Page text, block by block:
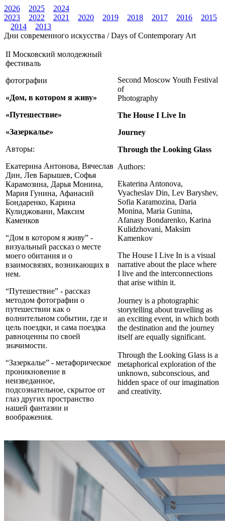
2026 2025
2024
2023
2022 2021 2020 2019 2018 2017 2016
2015
2014
2013
Дни современного искусства / Days of Contemporary Art
II Московский молодежный
фестиваль
фотографии
«Дом, в котором я живу»
«Путешествие»
«Зазеркалье»
Авторы:
Екатерина Антонова, Вячеслав
Дин, Лев Барышев, Софья
Карамозина, Дарья Монина,
Мария Гунина, Афанасий
Бондаренко, Карина
Кулиджовани, Максим
Каменков
“Дом в котором я живу” -
визуальный рассказ о месте
моего обитания и о
взаимосвязях, возникающих в
нем.
“Путешествие” - рассказ
методом фотографии о
путешествии как о
волнительном событии, где и
цель поездки, и сама поездка
равноценны по своей
значимости.
“Зазеркалье” - метафорическое
проникновение в
неизведанное,
подсознательное, скрытое от
глаз других пространство
нашей фантазии и
воображения.
Second Moscow Youth Festival
of
Photography
The House I Live In
Journey
Through the Looking Glass
Authors:
Ekaterina Antonova,
Vyacheslav Din, Lev Baryshev,
Sofia Karamozina, Daria
Monina, Maria Gunina,
Afanasy Bondarenko, Karina
Kulidzhovani, Maksim
Kamenkov
The House I Live In is a visual
narrative about the place where
I live and the interconnections
that arise within it.
Journey is a photographic
storytelling about travelling as
an exciting event, in which both
the destination and the journey
itself are equally significant.
Through the Looking Glass is a
metaphorical exploration of the
unknown, subconscious, and
hidden space of our imagination
and creativity.⁠